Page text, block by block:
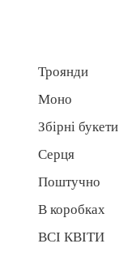
Троянди
Моно
Збірні букети
Серця
Поштучно
В коробках
ВСІ КВІТИ